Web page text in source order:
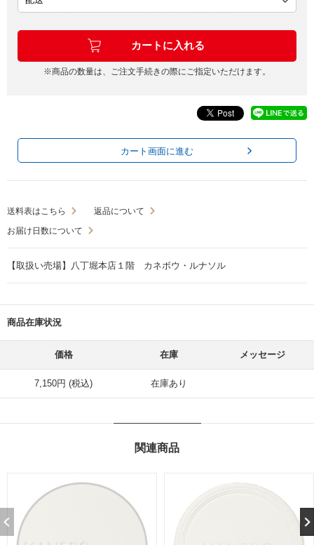
※商品の数量は、ご注文手続きの際にご指定いただけます。
カート画面に進む
送料表はこちら
返品について
お届け日数について
【取扱い売場】八丁堀本店１階 カネボウ・ルナソル
商品在庫状況
価格 在庫 メッセージ
7,150円 (税込) 在庫あり
関連商品